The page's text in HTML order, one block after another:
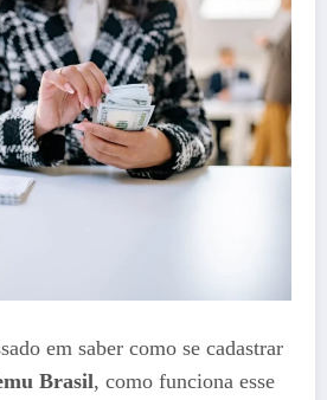
em saber como se cadastrar
Brasil, como funciona esse